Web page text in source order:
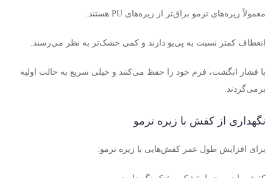
معمولاً زیره‌های ترمو براق‌تر از زیره‌های PU هستند.
انعطاف کمتر نسبت به پی‌یو دارند و کمی خشک‌تر به نظر می‌رسند.
با فشار انگشت، فرم خود را حفظ می‌کنند و خیلی سریع به حالت اولیه
برمی‌گردند.
نگهداری از کفش با زیره ترمو
برای افزایش طول عمر کفش‌هایی با زیره ترمو: